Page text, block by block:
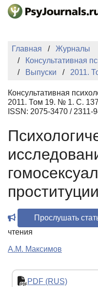
Перейти к основному
Регистрация
Главная
Журналы
Консультативная
Выпуски
2011.
Консультативная
2011. Том 19. № 1. С.
ISSN: 2075-3470 / 2311-
проституции
Прослушать
чтения
А.М. Максимов
PDF (RUS)